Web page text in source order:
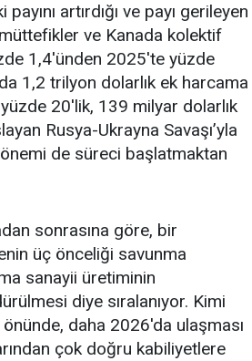
artırdığı ve payı gerileyen
ve Kanada kolektif
1,4'ünden 2025'te yüzde
1,2 trilyon dolarlık ek harcama
20'lik, 139 milyar dolarlık
Rusya-Ukrayna Savaşı’yla
de süreci başlatmaktan
sonrasına göre, bir
üç önceliği savunma
sanayii üretiminin
diye sıralanıyor. Kimi
daha 2026'da ulaşması
çok doğru kabiliyetlere